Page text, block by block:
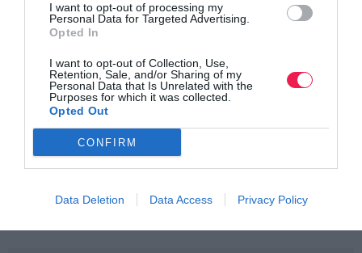
I want to opt-out of processing my
Personal Data for Targeted Advertising.
Opted In
I want to opt-out of Collection, Use,
Retention, Sale, and/or Sharing of my
Personal Data that Is Unrelated with the
Purposes for which it was collected.
Opted Out
CONFIRM
Data Deletion Data Access Privacy Policy